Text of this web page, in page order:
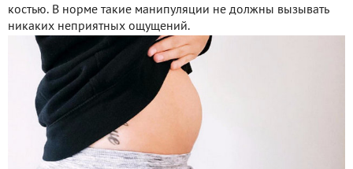
костью. В норме такие манипуляции не должны вызывать
никаких неприятных ощущений.